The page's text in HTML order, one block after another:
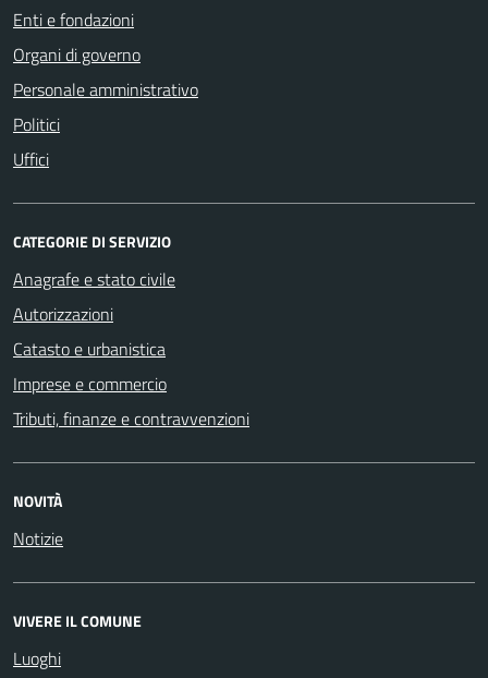
Enti e fondazioni
Organi di governo
Personale amministrativo
Politici
Uffici
CATEGORIE DI SERVIZIO
Anagrafe e stato civile
Autorizzazioni
Catasto e urbanistica
Imprese e commercio
Tributi, finanze e contravvenzioni
NOVITÀ
Notizie
VIVERE IL COMUNE
Luoghi